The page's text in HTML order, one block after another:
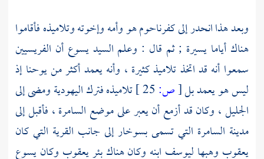
وبعد هذا انحدر إلىكفرناحومهو وأمه وإخوته وتلاميذه فأقاموا
هناك أياما يسيرة ; ثم قال : وعلم السيديسوع أن الفريسيين
سمعوا أنه قد اتخذ تلاميذ كثيرة ، وأنه يعمد أكثر منيوحناإذ
ليس هو يعمد بل[ص:
تلاميذه فترك اليهودية ومضى إلى
الجليل، وكان قد أزمع أن يعبر على موضع السامرة ، فأقبل إلى
مدينة السامرة التي تسمىبسوخارإلى جانب القرية التي كان
يعقوب وهبها ليوسف ابنه وكان هناك بئريعقوب وكانيسوع